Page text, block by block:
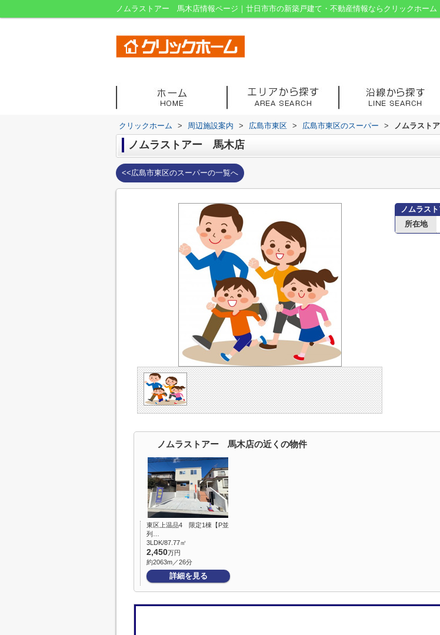
ノムラストアー 馬木店情報ページ｜廿日市市の新築戸建て・不動産情報ならクリックホーム
クリックホーム > 周辺施設案内 > 広島市東区 > 広島市東区のスーパー > ノムラスト
ノムラストアー 馬木店
<<広島市東区のスーパーの一覧へ
ノムラス
所在地
ノムラストアー 馬木店の近くの物件
東区上温品4 限定1棟【P並
列…
3LDK/87.77㎡
2,450万円
約2063m／26分
詳細を見る